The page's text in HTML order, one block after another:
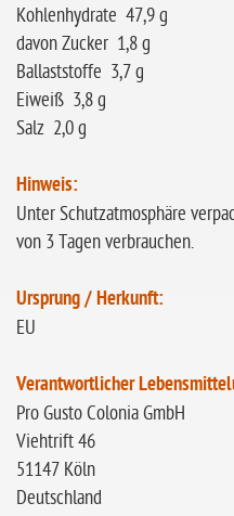
Kohlenhydrate 47,9 g
davon Zucker 1,8 g
Ballaststoffe 3,7 g
Eiweiß 3,8 g
Salz 2,0 g
Hinweis:
Unter Schutzatmosphäre
von 3 Tagen verbrauchen.
Ursprung / Herkunft:
EU
Verantwortlicher
Pro Gusto Colonia GmbH
Viehtrift 46
51147 Köln
Deutschland